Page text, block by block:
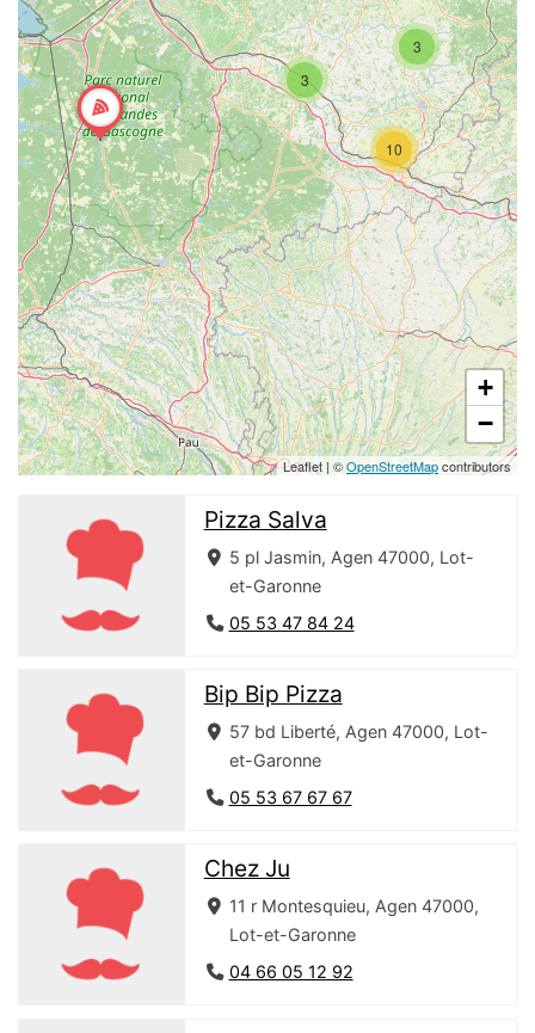
Pizza Salva
5 pl Jasmin, Agen 47000, Lot-
et-Garonne
05 53 47 84 24
Bip Bip Pizza
57 bd Liberté, Agen 47000, Lot-
et-Garonne
05 53 67 67 67
Chez Ju
11 r Montesquieu, Agen 47000,
Lot-et-Garonne
04 66 05 12 92
3
3
10
+
−
Leaflet | ©OpenStreetMapcontributors